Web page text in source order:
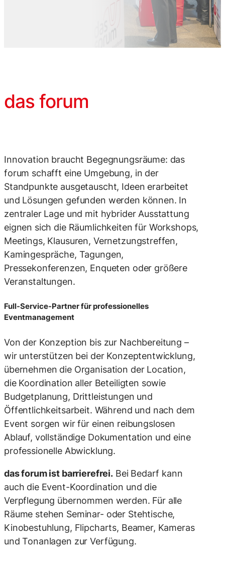
das forum
Innovation braucht Begegnungsräume: das
forum schafft eine Umgebung, in der
Standpunkte ausgetauscht, Ideen erarbeitet
und Lösungen gefunden werden können. In
zentraler Lage und mit hybrider Ausstattung
eignen sich die Räumlichkeiten für Workshops,
Meetings, Klausuren, Vernetzungstreffen,
Kamingespräche, Tagungen,
Pressekonferenzen, Enqueten oder größere
Veranstaltungen.
Full-Service-Partner für professionelles
Eventmanagement
Von der Konzeption bis zur Nachbereitung –
wir unterstützen bei der Konzeptentwicklung,
übernehmen die Organisation der Location,
die Koordination aller Beteiligten sowie
Budgetplanung, Drittleistungen und
Öffentlichkeitsarbeit. Während und nach dem
Event sorgen wir für einen reibungslosen
Ablauf, vollständige Dokumentation und eine
professionelle Abwicklung.
das forum ist barrierefrei.Bei Bedarf kann
auch die Event-Koordination und die
Verpflegung übernommen werden. Für alle
Räume stehen Seminar- oder Stehtische,
Kinobestuhlung, Flipcharts, Beamer, Kameras
und Tonanlagen zur Verfügung.